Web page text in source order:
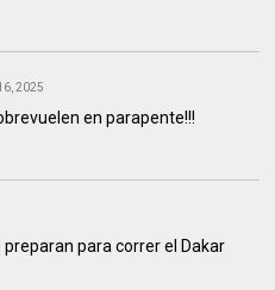
2025
en parapente!!!
para correr el Dakar